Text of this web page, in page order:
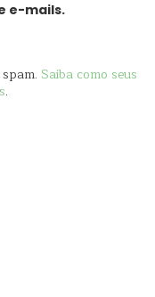
e-mails.
Saiba como seus
.